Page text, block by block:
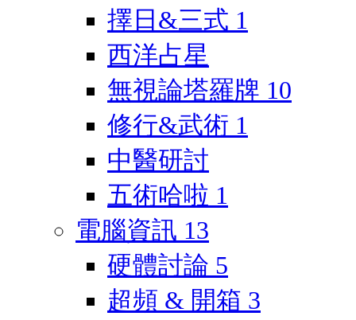
擇日&三式 1
西洋占星
無視論塔羅牌 10
修行&武術 1
中醫研討
五術哈啦 1
電腦資訊 13
硬體討論 5
超頻 & 開箱 3